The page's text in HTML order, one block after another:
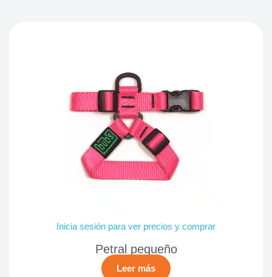
Inicia sesión para ver precios y comprar
Petral pequeño
Leer más